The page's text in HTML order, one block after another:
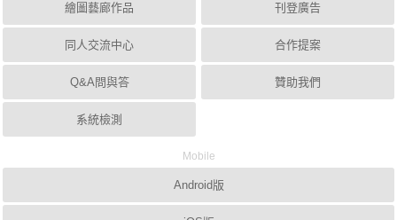
繪圖藝廊作品
同人交流中心
Q&A問與答
系統檢測
刊登廣告
合作提案
贊助我們
Mobile
Android版